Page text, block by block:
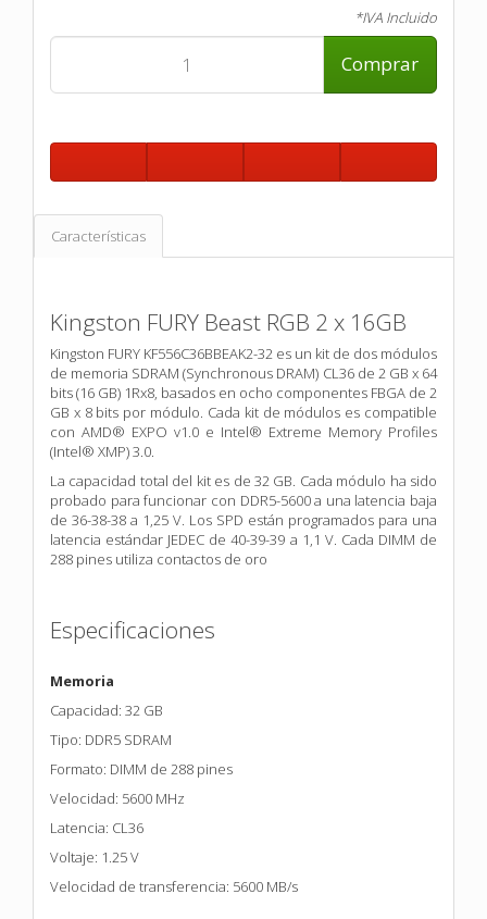
*IVA Incluido
Comprar
Características
Kingston FURY Beast RGB 2 x 16GB
Kingston FURY KF556C36BBEAK2-32 es un kit de dos módulos
de memoria SDRAM (Synchronous DRAM) CL36 de 2 GB x 64
bits (16 GB) 1Rx8, basados ​​en ocho componentes FBGA de 2
GB x 8 bits por módulo. Cada kit de módulos es compatible
con AMD® EXPO v1.0 e Intel® Extreme Memory Profiles
(Intel® XMP) 3.0.
La capacidad total del kit es de 32 GB. Cada módulo ha sido
probado para funcionar con DDR5-5600 a una latencia baja
de 36-38-38 a 1,25 V. Los SPD están programados para una
latencia estándar JEDEC de 40-39-39 a 1,1 V. Cada DIMM de
288 pines utiliza contactos de oro
Especificaciones
Memoria
Capacidad: 32 GB
Tipo: DDR5 SDRAM
Formato: DIMM de 288 pines
Velocidad: 5600 MHz
Latencia: CL36
Voltaje: 1.25 V
Velocidad de transferencia: 5600 MB/s